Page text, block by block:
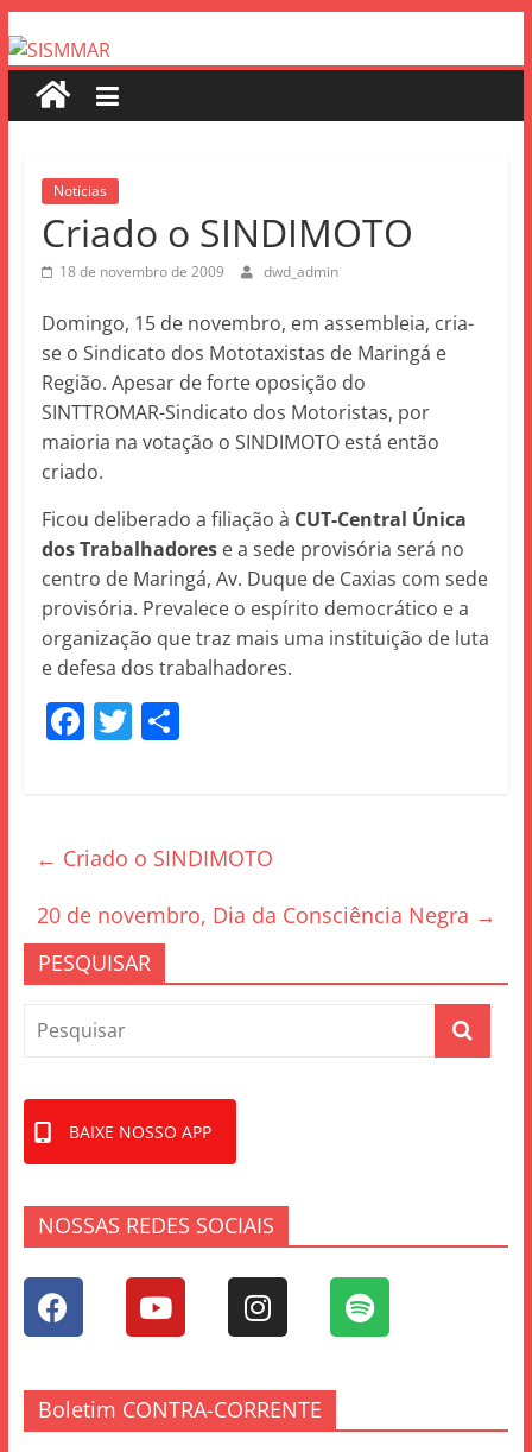
Notícias
Criado o SINDIMOTO
18 de novembro de 2009 dwd_admin
Domingo, 15 de novembro, em assembleia, cria-
se o Sindicato dos Mototaxistas de Maringá e
Região. Apesar de forte oposição do
SINTTROMAR-Sindicato dos Motoristas, por
maioria na votação o SINDIMOTO está então
criado.
Ficou deliberado a filiação à CUT-Central Única
dos Trabalhadorese a sede provisória será no
centro de Maringá, Av. Duque de Caxias com sede
provisória. Prevalece o espírito democrático e a
organização que traz mais uma instituição de luta
e defesa dos trabalhadores.
F
b
o
o
k
T S
← Criado o SINDIMOTO
20 de novembro, Dia da Consciência Negra →
PESQUISAR
BAIXE NOSSO APP
NOSSAS REDES SOCIAIS
Boletim CONTRA-CORRENTE